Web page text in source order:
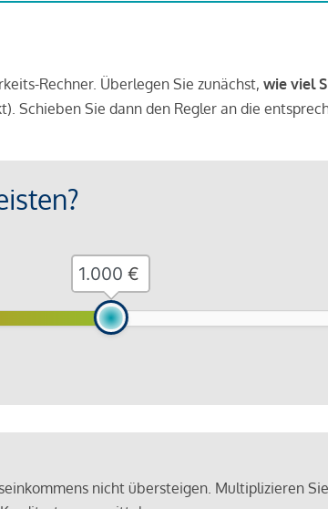
Rechner. Überlegen Sie zunächst, wie viel
Schieben Sie dann den Regler an die
€
nicht übersteigen. Multiplizieren